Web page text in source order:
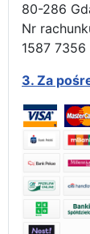
80-286
Nr
1587 7356
3. Za